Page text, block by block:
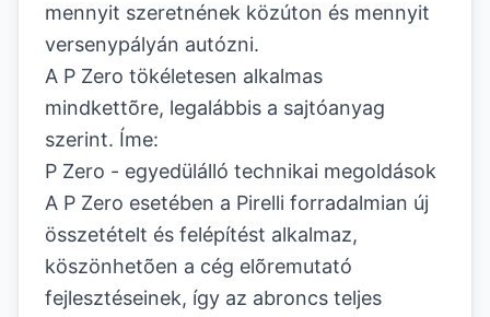
mennyit szeretnének közúton és mennyit
versenypályán autózni.
A P Zero tökéletesen alkalmas
mindkettõre, legalábbis a sajtóanyag
szerint. Íme:
P Zero - egyedülálló technikai megoldások
A P Zero esetében a Pirelli forradalmian új
összetételt és felépítést alkalmaz,
köszönhetõen a cég elõremutató
fejlesztéseinek, így az abroncs teljes